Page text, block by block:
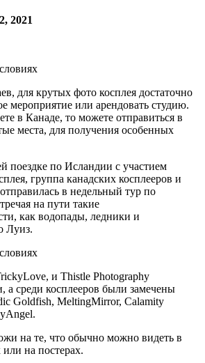
2021
для крутых фото косплея достаточно
мероприятие или арендовать студию.
в Канаде, то можете отправиться в
места, для получения особенных
поездке по Исландии с участием
группа канадских косплееров и
в недельный тур по
на пути такие
как водопады, ледники и
Луиз.
и Thistle Photography
а среди косплееров были замечены
Goldfish, MeltingMirror, Calamity
на те, что обычно можно видеть в
на постерах.